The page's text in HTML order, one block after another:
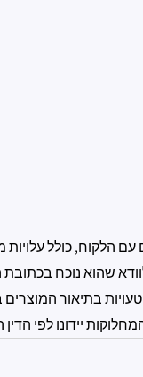
כולל
שהוא נוכח
בתיאור
יידונו לפי הדין